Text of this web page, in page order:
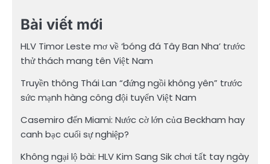
Bài viết mới
HLV Timor Leste mơ về ‘bóng đá Tây Ban Nha’ trước
thử thách mang tên Việt Nam
Truyền thông Thái Lan “đứng ngồi không yên” trước
sức mạnh hàng công đội tuyển Việt Nam
Casemiro đến Miami: Nước cờ lớn của Beckham hay
canh bạc cuối sự nghiệp?
Không ngại lộ bài: HLV Kim Sang Sik chơi tất tay ngày